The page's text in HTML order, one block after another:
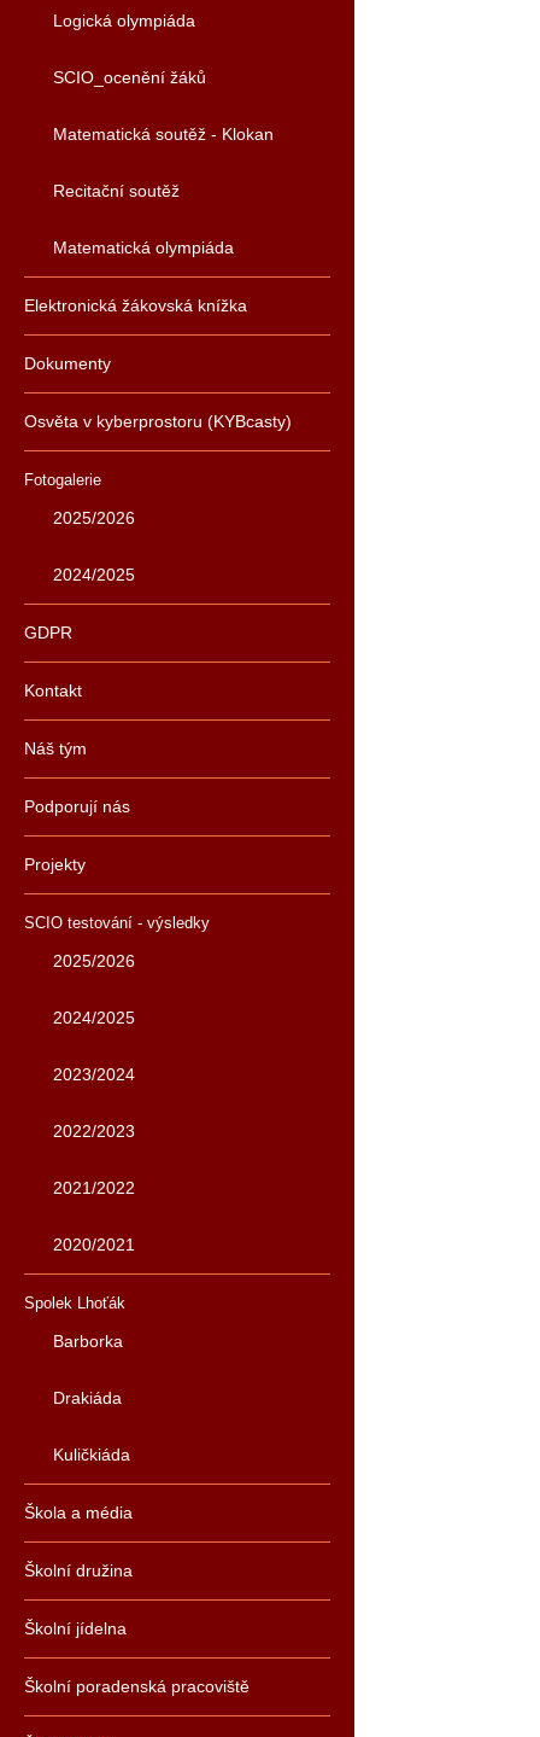
Logická olympiáda
SCIO_ocenění žáků
Matematická soutěž - Klokan
Recitační soutěž
Matematická olympiáda
Elektronická žákovská knížka
Dokumenty
Osvěta v kyberprostoru (KYBcasty)
Fotogalerie
2025/2026
2024/2025
GDPR
Kontakt
Náš tým
Podporují nás
Projekty
SCIO testování - výsledky
2025/2026
2024/2025
2023/2024
2022/2023
2021/2022
2020/2021
Spolek Lhoťák
Barborka
Drakiáda
Kuličkiáda
Škola a média
Školní družina
Školní jídelna
Školní poradenská pracoviště